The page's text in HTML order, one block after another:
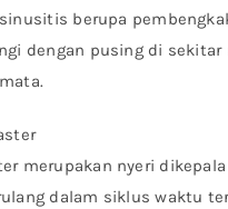
berupa
dengan pusing di sekitar
merupakan nyeri dikepala
dalam siklus waktu